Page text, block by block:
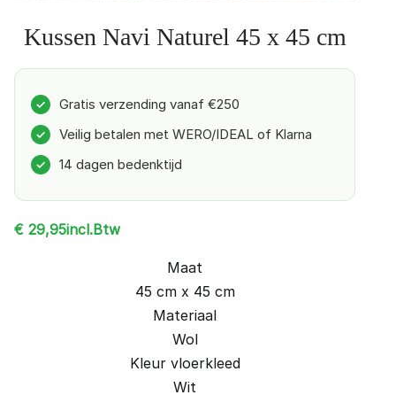
Kussen Navi Naturel 45 x 45 cm
✓ Gratis verzending vanaf €250
✓ Veilig betalen met WERO/IDEAL of Klarna
✓ 14 dagen bedenktijd
€ 29,95incl.Btw
Maat
45 cm x 45 cm
Materiaal
Wol
Kleur vloerkleed
Wit